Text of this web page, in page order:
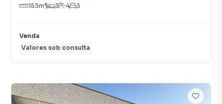
153m² 3 4 3
Venda
Valores sob consulta